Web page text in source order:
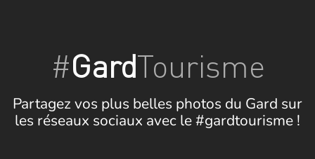
#GardTourisme
Partagez vos plus belles photos du Gard sur
les réseaux sociaux avec le #gardtourisme !